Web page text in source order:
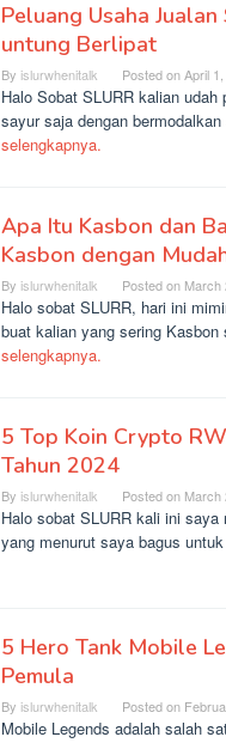
Peluang Usaha
untung Berlipat
By islurwhenitalk Posted onApril
Halo Sobat SLURR kalian
sayur saja dengan
selengkapnya.
Apa Itu Kasbon dan
Kasbon dengan
By islurwhenitalk Posted on March
Halo sobat SLURR, hari ini
buat kalian yang sering
selengkapnya.
5 Top Koin Crypto
Tahun 2024
By islurwhenitalk Posted on March
Halo sobat SLURR kali ini
yang menurut saya bagus
5 Hero Tank Mobile
Pemula
By islurwhenitalk Posted on
Mobile Legends adalah salah